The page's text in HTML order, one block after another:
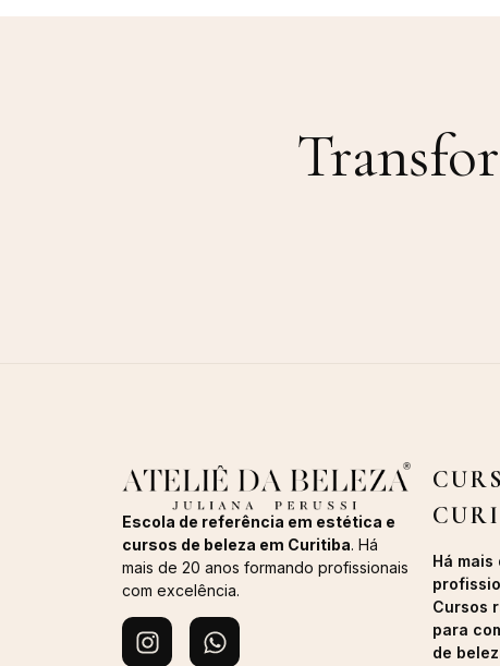
Escola de referência em estética e
cursos de beleza em Curitiba. Há
mais de 20 anos formando profissionais
com excelência.
Há
Cursos
para
de